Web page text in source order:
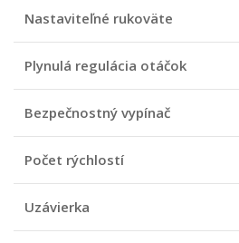
Nastaviteľné rukoväte
Plynulá regulácia otáčok
Bezpečnostný vypínač
Počet rýchlostí
Uzávierka